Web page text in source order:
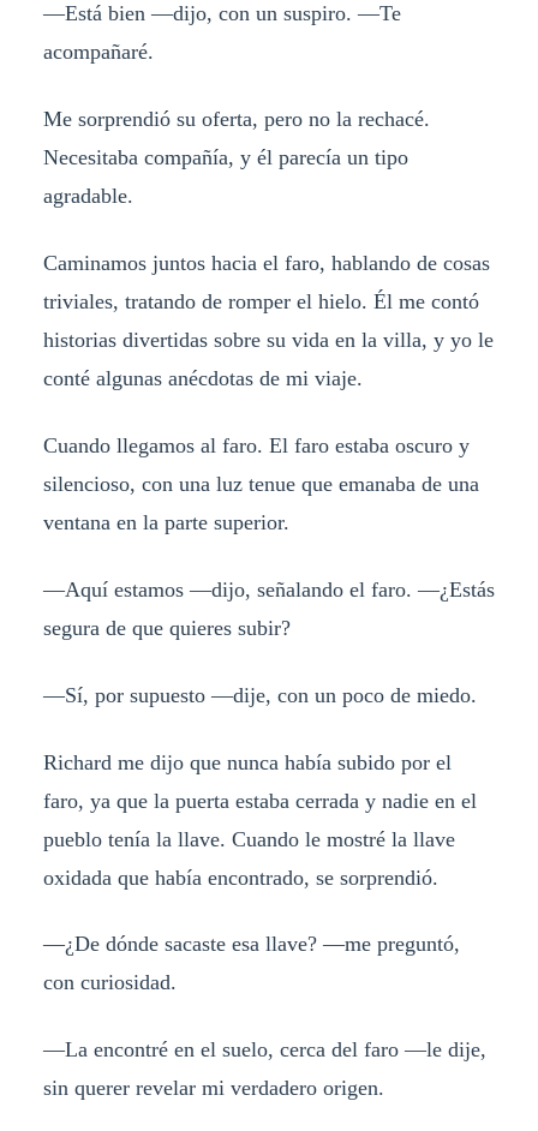
—Está bien —dijo, con un suspiro. —Te
acompañaré.
Me sorprendió su oferta, pero no la rechacé.
Necesitaba compañía, y él parecía un tipo
agradable.
Caminamos juntos hacia el faro, hablando de cosas
triviales, tratando de romper el hielo. Él me contó
historias divertidas sobre su vida en la villa, y yo le
conté algunas anécdotas de mi viaje.
Cuando llegamos al faro. El faro estaba oscuro y
silencioso, con una luz tenue que emanaba de una
ventana en la parte superior.
—Aquí estamos —dijo, señalando el faro. —¿Estás
segura de que quieres subir?
—Sí, por supuesto —dije, con un poco de miedo.
Richard me dijo que nunca había subido por el
faro, ya que la puerta estaba cerrada y nadie en el
pueblo tenía la llave. Cuando le mostré la llave
oxidada que había encontrado, se sorprendió.
—¿De dónde sacaste esa llave? —me preguntó,
con curiosidad.
—La encontré en el suelo, cerca del faro —le dije,
sin querer revelar mi verdadero origen.